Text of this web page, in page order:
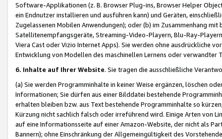
Software-Applikationen (z. B. Browser Plug-ins, Browser Helper
ein Endnutzer installieren und ausführen kann) und Geräten,
Zugelassenen Mobilen Anwendungen); oder (b) im Zusammenhang
Satellitenempfangsgeräte, Streaming-Video-Playern, Blu-Ray-
Viera Cast oder Vizio Internet Apps). Sie werden ohne ausdrückliche
Entwicklung von Modellen des maschinellen Lernens oder
6. Inhalte auf Ihrer Website. Sie tragen die ausschließliche
(a) Sie werden Programminhalte in keiner Weise ergänzen, löschen
Informationen; Sie dürfen aus einer Bilddatei bestehende
erhalten bleiben bzw. aus Text bestehende Programminhalte so
Kürzung nicht sachlich falsch oder irreführend wird. Einige Arten von
auf eine Informationsseite auf einer Amazon-Website, der nicht als
Bannern); ohne Einschränkung der Allgemeingültigkeit des